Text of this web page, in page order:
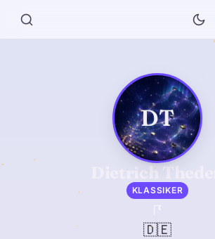
DT
Dietrich Theden
KLASSIKER
🇩🇪